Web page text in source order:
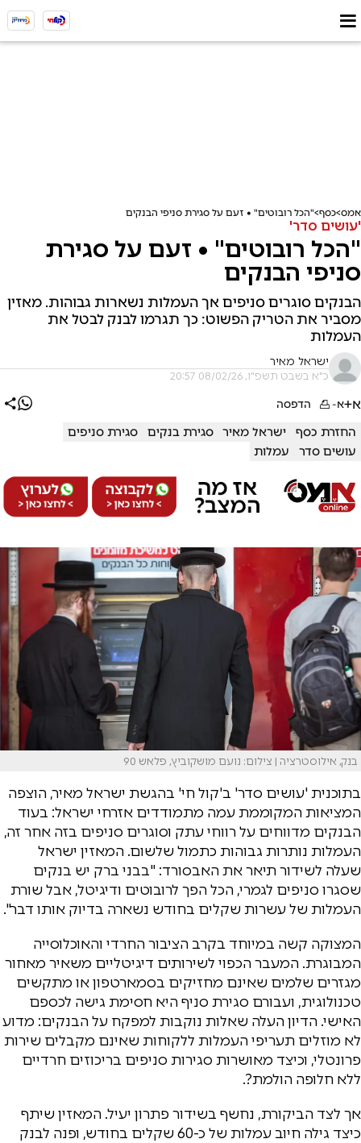
אמס כסף "הכל רובוטים" • זעם על סגירת סניפי הבנקים
'עושים סדר'
"הכל רובוטים" • זעם על סגירת
סניפי הבנקים
הבנקים סוגרים סניפים אך העמלות נשארות גבוהות. מאזין
מסביר את הטריק הפשוט: כך תגרמו לבנק לבטל את
העמלות
ישראל מאיר
כ"א בשבט תשפ"ו, 08/02/26 20:57
א+א- הדפסה
החזרת כסף ישראל מאיר סגירת בנקים
סגירת סניפים
עושים סדר
עמלות
בנק, אילוסטרציה | צילום: נועם מושקוביץ, פלאש 90
בתוכנית 'עושים סדר' ב'קול חי' בהגשת ישראל מאיר, הוצפה
המציאות המקוממת עמה מתמודדים אזרחי ישראל: בעוד
הבנקים מדווחים על רווחי עתק וסוגרים סניפים בזה אחר זה,
העמלות נותרות גבוהות כתמול שלשום. המאזין ישראל
שעלה לשידור תיאר את האבסורד: "בבני ברק יש בנקים
שסגרו סניפים לגמרי, הכל הפך לרובוטים ודיגיטל, אבל שורת
העמלות של עשרות שקלים בחודש נשארה בדיוק אותו דבר".
המצוקה קשה במיוחד בקרב הציבור החרדי והאוכלוסייה
המבוגרת. המעבר הכפוי לשירותים דיגיטליים משאיר מאחור
מגזרים שלמים שאינם מחזיקים בסמארטפון או מתקשים
טכנולוגית, ועבורם סגירת סניף היא חסימת גישה לכספם
האישי. הדיון העלה שאלות נוקבות למפקח על הבנקים: מדוע
לא מוזלים תעריפי העמלות ללקוחות שאינם מקבלים שירות
פרונטלי, וכיצד מאושרות סגירות סניפים בריכוזים חרדיים
ללא חלופה הולמת?.
אך לצד הביקורת, נחשף בשידור פתרון יעיל. המאזין שיתף
כיצד גילה חיוב עמלות של כ-60 שקלים בחודש, ופנה לבנק